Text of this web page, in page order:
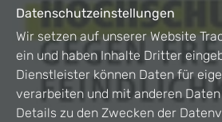
Datenschutzeinstellungen
Wir setzen auf unserer Website
ein und haben Inhalte Dritter
Dienstleister können Daten für
verarbeiten und mit anderen
Details zu den Zwecken der